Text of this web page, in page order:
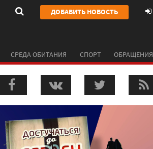
ДОБАВИТЬ НОВОСТЬ
СРЕДА ОБИТАНИЯ СПОРТ ОБРАЩЕНИЯ